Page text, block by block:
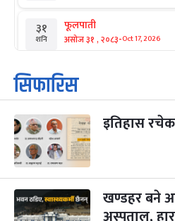
३१
शनि
फूलपाती
असोज ३१ , २०८३-Oct 17, 2026
१
आइत
कार्तिक सङ्क्रान्ति
कार्तिक १, २०८३
३
मंगल
महानवमी
कार्तिक ३, २०८३
४
बुध कार्तिक ४, २०८३ Oct 21, 2026
सिफारिस
इतिहास
खण्डहर बने